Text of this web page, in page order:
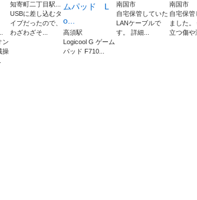
ン
操
知寄町二丁目駅...
USBに差し込むタ
イプだったので、
わざわざそ...
ムパッド L
o...
高須駅
Logicool G ゲーム
パッド F710...
南国市
自宅保管していた
LANケーブルで
す。 詳細...
南国市
自宅保管
ました。
立つ傷や